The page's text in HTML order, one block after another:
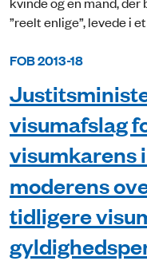
”reelt enlige”, levede i
FOB 2013-18
visumafslag
visumkarens
moderens
tidligere